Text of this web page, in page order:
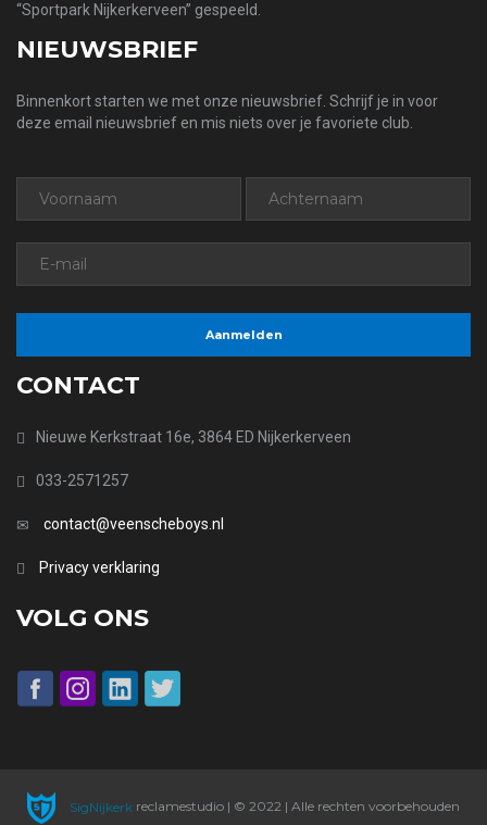
“Sportpark Nijkerkerveen” gespeeld.
NIEUWSBRIEF
Binnenkort starten we met onze nieuwsbrief. Schrijf je in voor
deze email nieuwsbrief en mis niets over je favoriete club.
CONTACT
Nieuwe Kerkstraat 16e, 3864 ED Nijkerkerveen
033-2571257
contact@veenscheboys.nl
Privacy verklaring
VOLG ONS
SigNijkerkreclamestudio | © 2022 | Alle rechten voorbehouden